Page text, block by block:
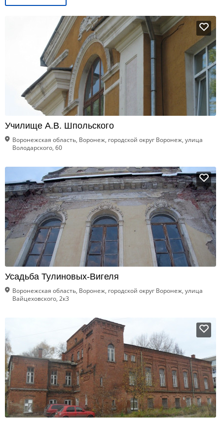
Училище А.В. Шпольского
Воронежская область, Воронеж, городской округ Воронеж, улица
Володарского, 60
Усадьба Тулиновых-Вигеля
Воронежская область, Воронеж, городской округ Воронеж, улица
Вайцеховского, 2к3